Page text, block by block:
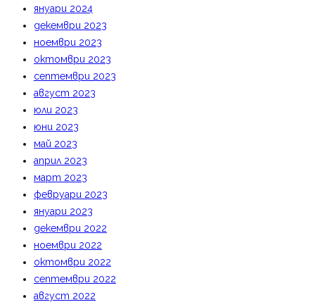
януари 2024
декември 2023
ноември 2023
октомври 2023
септември 2023
август 2023
юли 2023
юни 2023
май 2023
април 2023
март 2023
февруари 2023
януари 2023
декември 2022
ноември 2022
октомври 2022
септември 2022
август 2022